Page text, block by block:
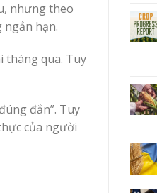
nhưng theo
ngắn hạn.
tháng qua. Tuy
đắn”. Tuy
của người